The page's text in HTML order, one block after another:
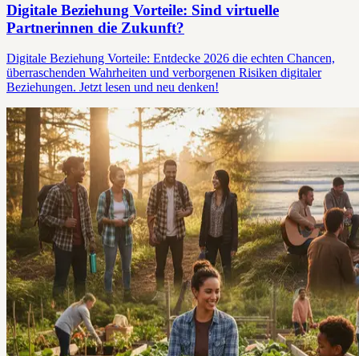
Digitale Beziehung Vorteile: Sind virtuelle
Partnerinnen die Zukunft?
Digitale Beziehung Vorteile: Entdecke 2026 die echten Chancen,
überraschenden Wahrheiten und verborgenen Risiken digitaler
Beziehungen. Jetzt lesen und neu denken!